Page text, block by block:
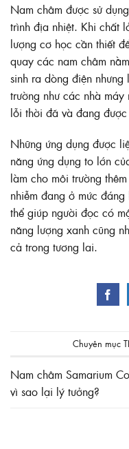
Nam châm được sử
trình địa nhiệt. Khi chất
lượng cơ học cần thiết
quay các nam châm
sinh ra dòng điện
trường như các nhà
lỗi thời đã và đang
Những ứng dụng được
năng ứng dụng to lớn
làm cho môi trường
nhiễm đang ở mức
thể giúp người đọc có
năng lượng xanh cũng
cả trong tương lai.
Chuyên mục
Nam châm Samarium
vì sao lại lý tưởng?